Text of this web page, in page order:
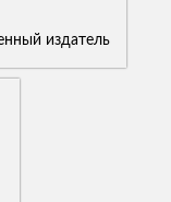
издатель